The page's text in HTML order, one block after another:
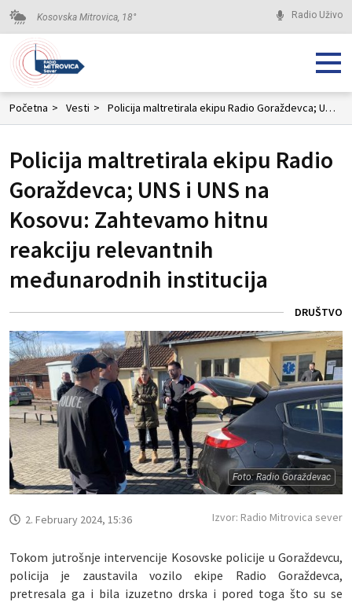
Kosovska Mitrovica, 18° Radio Uživo
Početna > Vesti > Policija maltretirala ekipu Radio Goraždevca; UNS i UNS na Kosovu: Zahtevamo hitnu reakciju relevantnih međunarodnih institucija
Policija maltretirala ekipu Radio
Goraždevca; UNS i UNS na
Kosovu: Zahtevamo hitnu
reakciju relevantnih
međunarodnih institucija
DRUŠTVO
Foto: Radio Goraždevac
2. February 2024, 15:36 Izvor: Radio Mitrovica sever
Tokom jutrošnje intervencije Kosovske policije u Goraždevcu,
policija je zaustavila vozilo ekipe Radio Goraždevca,
pretresala ga i bila izuzetno drska i pored toga što su se